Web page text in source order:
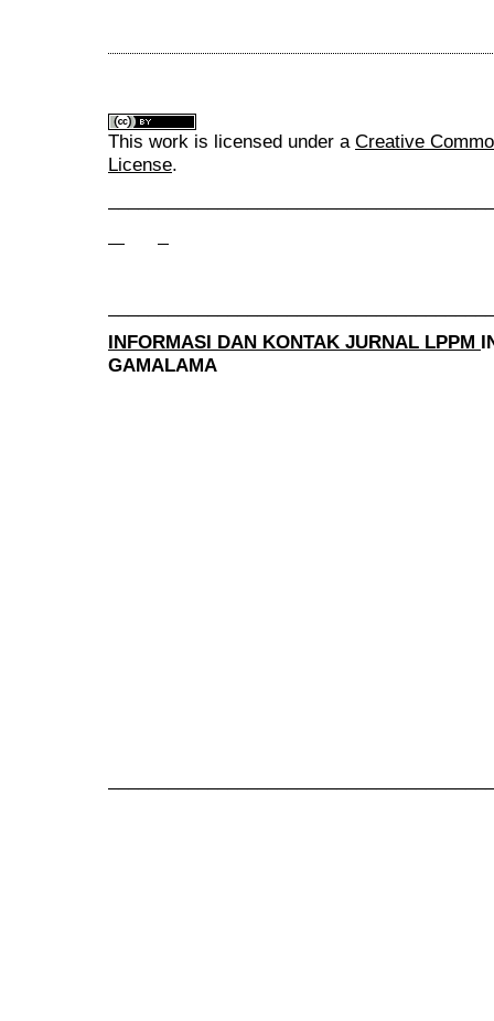
This work is licensed under a Creative
License.
INFORMASI DAN KONTAK JURNAL LPPM
GAMALAMA